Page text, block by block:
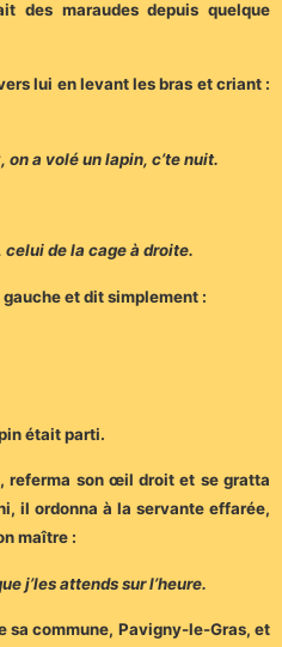
des maraudes depuis quelque
lui en levant les bras et criant :
on a volé un lapin, c’te nuit.
celui de la cage à droite.
et dit simplement :
était parti.
referma son œil droit et se gratta
il ordonna à la servante effarée,
maître :
j’les attends sur l’heure.
sa commune, Pavigny-le-Gras, et